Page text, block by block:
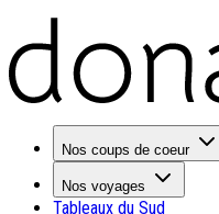
Nos coups de coeur
Nos voyages
Tableaux du Sud